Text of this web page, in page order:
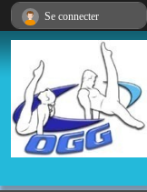
Se connecter
Panneau de gestion